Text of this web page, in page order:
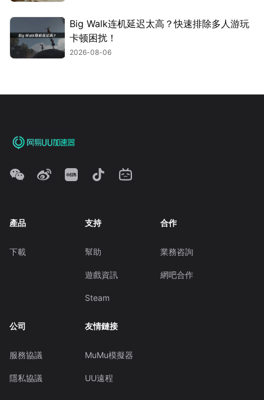
Big Walk连机延迟太高？快速排除多人游玩
卡顿困扰！
2026-08-06
產品
下載
支持
幫助
遊戲資訊
Steam
合作
業務咨詢
網吧合作
公司
服務協議
隱私協議
友情鏈接
MuMu模擬器
UU遠程